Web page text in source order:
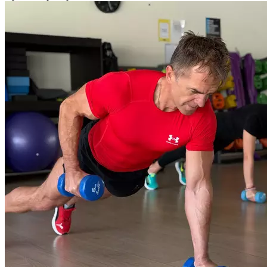
Разработана японским ученым, который изучал реакцию
организма на высокоинтенсивные нагрузки. Интервальная
тренировка. Состоит из серий коротких 30-секундных
интервалов: 20 секунд максимальной нагрузки через
10 секунд отдыха. 8 таких повторений занимают 4 минуты —
это один цикл Табата. Между циклами отдых 1-2 минуты.
Подготовленные спортсмены могут выполнять несколько
циклов за одну тренировку, новичкам может хватить одного
цикла. В протокол Табата можно включать динамичные
упражнения из разных видов спорта: легкой атлетики,
велоспорта, бокса, плавания, тяжелой атлетики.